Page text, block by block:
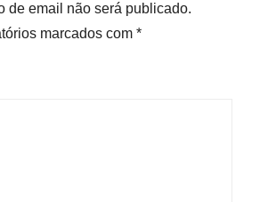
de email não será publicado.
marcados com *